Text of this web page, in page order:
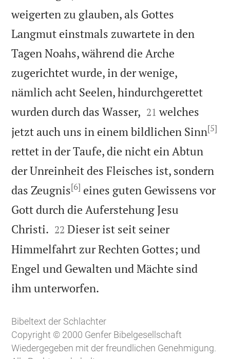
weigerten zu glauben, als Gottes
Langmut einstmals zuwartete in den
Tagen Noahs, während die Arche
zugerichtet wurde, in der wenige,
nämlich acht Seelen, hindurchgerettet
wurden durch das Wasser, 

21 welches
jetzt auch uns in einem bildlichen Sinn[5]
rettet in der Taufe, die nicht ein Abtun
der Unreinheit des Fleisches ist, sondern
das Zeugnis[6] eines guten Gewissens vor
Gott durch die Auferstehung Jesu
Christi. 

22 Dieser ist seit seiner
Himmelfahrt zur Rechten Gottes; und
Engel und Gewalten und Mächte sind
ihm unterworfen.
Bibeltext der Schlachter
Copyright © 2000 Genfer Bibelgesellschaft
Wiedergegeben mit der freundlichen Genehmigung.